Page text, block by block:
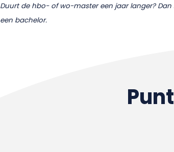
Duurt de hbo- of wo-master een jaar langer? Dan
een bachelor.